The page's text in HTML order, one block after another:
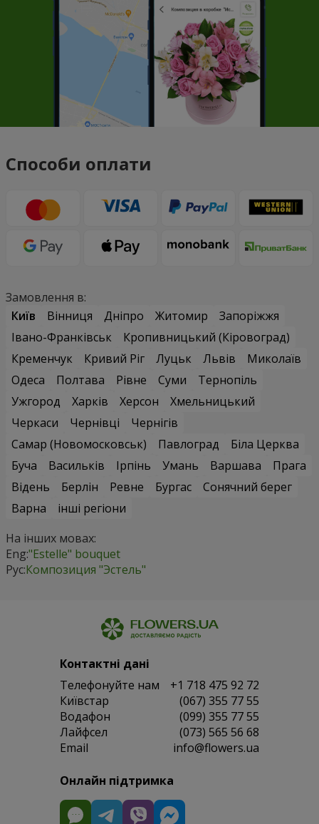
Способи оплати
Замовлення в:
Київ
Вінниця Дніпро Житомир
Запоріжжя
Івано-Франківськ
Кропивницький (Кіровоград)
Кременчук
Кривий Ріг Луцьк Львів
Миколаїв
Одеса
Полтава Рівне Суми
Тернопіль
Ужгород
Харків Херсон
Хмельницький
Черкаси
Чернівці
Чернігів
Самар (Новомосковськ)
Павлоград
Біла Церква
Буча
Васильків Ірпінь Умань Варшава
Прага
Відень
Берлін Ревне Бургас
Сонячний берег
Варна
інші регіони
На інших мовах:
Eng:"Estelle" bouquet
Рус:Композиция "Эстель"
Контактні дані
Телефонуйте нам
+1 718 475 92 72
Київстар
(067) 355 77 55
Водафон
(099) 355 77 55
Лайфсел
(073) 565 56 68
Email
info@flowers.ua
Онлайн підтримка